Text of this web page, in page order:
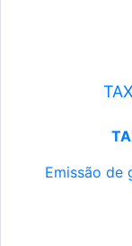
Emissão de